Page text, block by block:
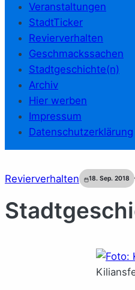
Veranstaltungen
StadtTicker
Revierverhalten
Geschmackssachen
Stadtgeschichte(n)
Archiv
Hier werben
Impressum
Datenschutzerklärung
Revierverhalten 18. Sep. 2018